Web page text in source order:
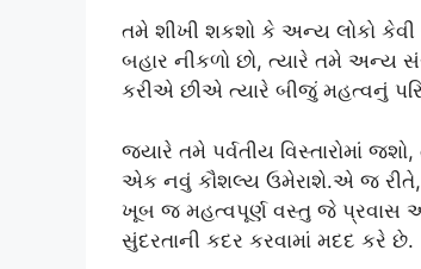
તમે શીખી શકશો કે અન્ય લોકો
બહાર નીકળો છો, ત્યારે તમે
કરીએ છીએ ત્યારે બીજું મહત્વનું
જ્યારે તમે પર્વતીય વિસ્તારોમાં
એક નવું કૌશલ્ય ઉમેરાશે.એ જ રીતે,
ખૂબ જ મહત્વપૂર્ણ વસ્તુ જે પ્રવાસ
સુંદરતાની કદર કરવામાં મદદ કરે છે.